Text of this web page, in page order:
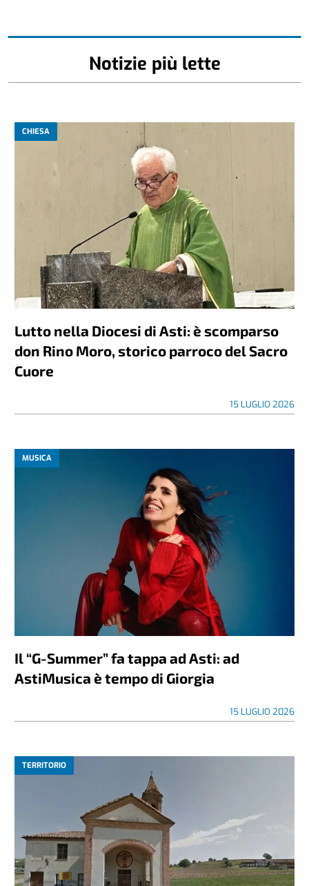
Notizie più lette
CHIESA
Lutto nella Diocesi di Asti: è scomparso
don Rino Moro, storico parroco del Sacro
Cuore
15 LUGLIO 2026
MUSICA
Il “G-Summer” fa tappa ad Asti: ad
AstiMusica è tempo di Giorgia
15 LUGLIO 2026
TERRITORIO